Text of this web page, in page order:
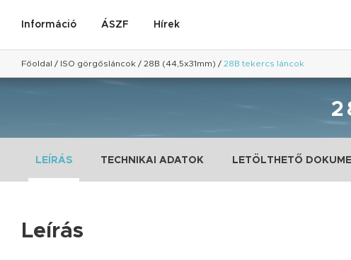
Információ ÁSZF Hírek
Főoldal / ISO görgősláncok / 28B (44,5x31mm) / 28B tekercs láncok
LEÍRÁS TECHNIKAI ADATOK LETÖLTHETŐ
Leírás